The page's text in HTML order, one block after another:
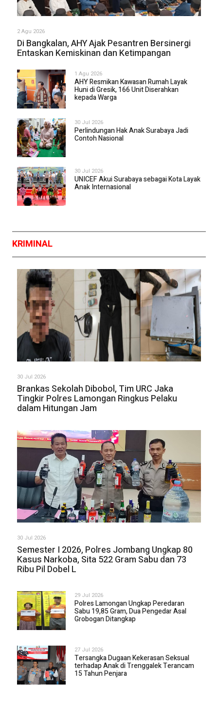
2 Agu 2026
Di Bangkalan, AHY Ajak Pesantren Bersinergi
Entaskan Kemiskinan dan Ketimpangan
1 Agu 2026
AHY Resmikan Kawasan Rumah Layak
Huni di Gresik, 166 Unit Diserahkan
kepada Warga
30 Jul 2026
Perlindungan Hak Anak Surabaya Jadi
Contoh Nasional
30 Jul 2026
UNICEF Akui Surabaya sebagai Kota Layak
Anak Internasional
KRIMINAL
30 Jul 2026
Brankas Sekolah Dibobol, Tim URC Jaka
Tingkir Polres Lamongan Ringkus Pelaku
dalam Hitungan Jam
30 Jul 2026
Semester I 2026, Polres Jombang Ungkap 80
Kasus Narkoba, Sita 522 Gram Sabu dan 73
Ribu Pil Dobel L
29 Jul 2026
Polres Lamongan Ungkap Peredaran
Sabu 19,85 Gram, Dua Pengedar Asal
Grobogan Ditangkap
27 Jul 2026
Tersangka Dugaan Kekerasan Seksual
terhadap Anak di Trenggalek Terancam
15 Tahun Penjara